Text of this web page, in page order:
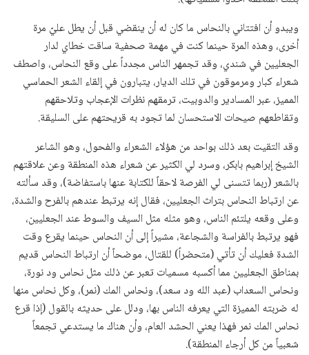
ويبدو أن افتتاني بالنحاس ما كان له أن ينقضي قبل أن يطل عليّ مرة
أخرى، وهذه المرة حينما كنت في مهمة صحفية ساقت خطاي لدار
الجعليين في شندي، وقد تجمهر الناس مجدداً على وقع النحاس، واصطف
شعراء كبار ومرموقون في تلك الديار، يتبارون في إلقاء الشعر الحماسي
المميز، عبر المسادير والدوبيت، ترمقهم نظرات الإعجاب وتلاحقهم
وتقاطعهم صيحات الاستحسان لما تجود به قريحتهم على السليقة.
وقد التقيت بعد ذلك بواحد من هؤلاء الشعراء والفحول، وهو الشاعر
الشيخ إبراهيم بابكر، وسرد لي الكثير عن شعراء هذه المنطقة وعن علاقتهم
بالشعر (ربما تتسنى لي الفرصة لاحقاً للكتابة عنها باستفاضة)، وقد سألته
عن ارتباط النحاس بتراث الجعليين، فقال إنه يرتبط عندهم بالفرح والشدة،
وعلى وقعه يلتئم الناس، وهو مثله مثل السيف والسوط عند الجعليين،
فهو يرتبط بالفراسة والشجاعة، مشيراً إلى أن النحاس حينما يقرع وقت
الشدة فعليك أن تأتي (متحضراً) للقتال، موضحاً أن ارتباط النحاس قديم
بمناطق الجعليين مما أكسبه مسميات تعبر عن ذلك مثل نحاس ود نورة،
ونحاس السعداب (عبد الله ود سعد)، ونحاس المك (نمر)، وكل نحاس منها
له ضربته المميزة التي يعرفه الناس بها، ودلل على حديثه بالقول (إذا قرع
نحاس المك نمر فهذا يعني الحشد العام، وأن هناك ما يستدعي تجمعاً
شعبياً من كل أرجاء المنطقة).